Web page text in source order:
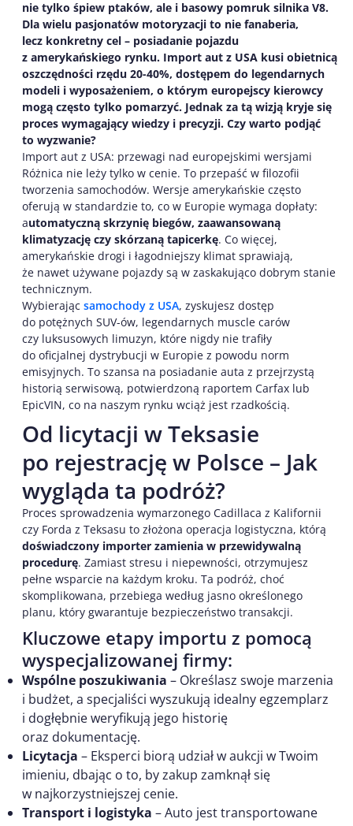
nie tylko śpiew ptaków, ale i basowy pomruk silnika V8.
Dla wielu pasjonatów motoryzacji to nie fanaberia,
lecz konkretny cel – posiadanie pojazdu
z amerykańskiego rynku. Import aut z USA kusi obietnicą
oszczędności rzędu 20-40%, dostępem do legendarnych
modeli i wyposażeniem, o którym europejscy kierowcy
mogą często tylko pomarzyć. Jednak za tą wizją kryje się
proces wymagający wiedzy i precyzji. Czy warto podjąć
to wyzwanie?
Import aut z USA: przewagi nad europejskimi wersjami
Różnica nie leży tylko w cenie. To przepaść w filozofii
tworzenia samochodów. Wersje amerykańskie często
oferują w standardzie to, co w Europie wymaga dopłaty:
automatyczną skrzynię biegów, zaawansowaną
klimatyzację czy skórzaną tapicerkę. Co więcej,
amerykańskie drogi i łagodniejszy klimat sprawiają,
że nawet używane pojazdy są w zaskakująco dobrym stanie
technicznym.
Wybierając samochody z USA, zyskujesz dostęp
do potężnych SUV-ów, legendarnych muscle carów
czy luksusowych limuzyn, które nigdy nie trafiły
do oficjalnej dystrybucji w Europie z powodu norm
emisyjnych. To szansa na posiadanie auta z przejrzystą
historią serwisową, potwierdzoną raportem Carfax lub
EpicVIN, co na naszym rynku wciąż jest rzadkością.
Od licytacji w Teksasie
po rejestrację w Polsce – Jak
wygląda ta podróż?
Proces sprowadzenia wymarzonego Cadillaca z Kalifornii
czy Forda z Teksasu to złożona operacja logistyczna, którą
doświadczony importer zamienia w przewidywalną
procedurę. Zamiast stresu i niepewności, otrzymujesz
pełne wsparcie na każdym kroku. Ta podróż, choć
skomplikowana, przebiega według jasno określonego
planu, który gwarantuje bezpieczeństwo transakcji.
Kluczowe etapy importu z pomocą
wyspecjalizowanej firmy:
Wspólne poszukiwania – Określasz swoje marzenia
i budżet, a specjaliści wyszukują idealny egzemplarz
i dogłębnie weryfikują jego historię
oraz dokumentację.
Licytacja – Eksperci biorą udział w aukcji w Twoim
imieniu, dbając o to, by zakup zamknął się
w najkorzystniejszej cenie.
Transport i logistyka – Auto jest transportowane